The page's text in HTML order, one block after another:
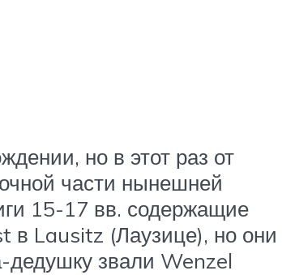
но в этот раз от
части нынешней
15-17 вв. содержащие
в Lausitz (Лаузице), но они
дедушку звали Wenzel